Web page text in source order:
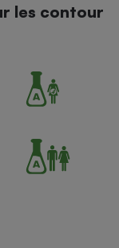
les contour